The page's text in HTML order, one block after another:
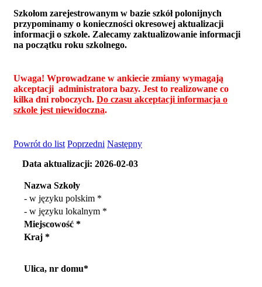
Szkołom zarejestrowanym w bazie szkół polonijnych
przypominamy o konieczności okresowej aktualizacji
informacji o szkole. Zalecamy zaktualizowanie informacji
na początku roku szkolnego.
Uwaga! Wprowadzane w ankiecie zmiany wymagają
akceptacji administratora bazy. Jest to realizowane co
kilka dni roboczych. Do czasu akceptacji informacja o
szkole jest niewidoczna.
Powrót do list Poprzedni Następny
Data aktualizacji: 2026-02-03
Nazwa Szkoły
- w języku polskim *
- w języku lokalnym *
Miejscowość *
Kraj *
Ulica, nr domu*